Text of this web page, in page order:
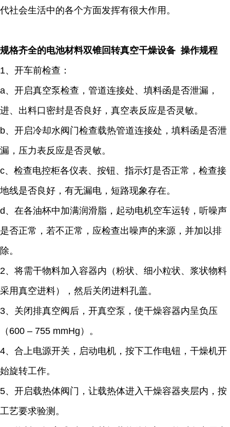
代社会生活中的各个方面发挥有很大作用。
规格齐全的电池材料双锥回转真空干燥设备 操作规程
1、开车前检查：
a、开启真空泵检查，管道连接处、填料函是否泄漏，
进、出料口密封是否良好，真空表反应是否灵敏。
b、开启冷却水阀门检查载热管道连接处，填料函是否泄
漏，压力表反应是否灵敏。
c、检查电控柜各仪表、按钮、指示灯是否正常，检查接
地线是否良好，有无漏电，短路现象存在。
d、在各油杯中加满润滑脂，起动电机空车运转，听噪声
是否正常，若不正常，应检查出噪声的来源，并加以排
除。
2、将需干物料加入容器内（粉状、细小粒状、浆状物料
采用真空进料），然后关闭进料孔盖。
3、关闭排真空阀后，开真空泵，使干燥容器内呈负压
（600 – 755 mmHg）。
4、合上电源开关，启动电机，按下工作电钮，干燥机开
始旋转工作。
5、开启载热体阀门，让载热体进入干燥容器夹层内，按
工艺要求验测。